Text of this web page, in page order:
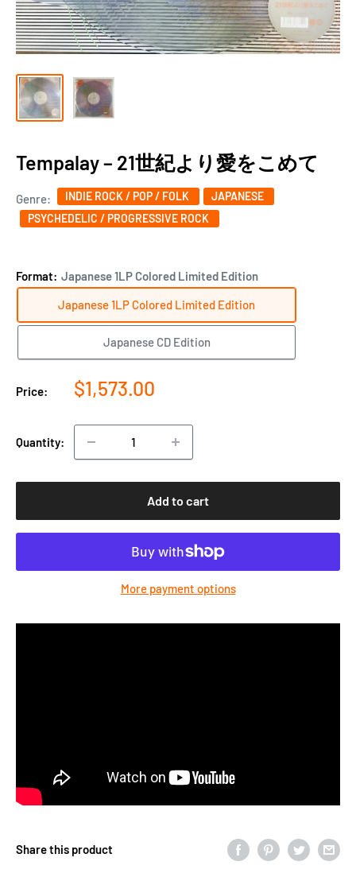
Tempalay ‎– 21世紀より愛をこめて
Genre: INDIE ROCK / POP / FOLK
JAPANESE
PSYCHEDELIC / PROGRESSIVE ROCK
Format: Japanese 1LP Colored Limited Edition
Japanese 1LP Colored Limited Edition
Japanese CD Edition
Price:
Sale
$1,573.00
Quantity:
Add to cart
More payment options
Share this product